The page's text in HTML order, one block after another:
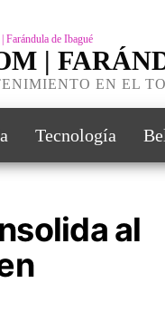
|
EN EL
Tecnología
al